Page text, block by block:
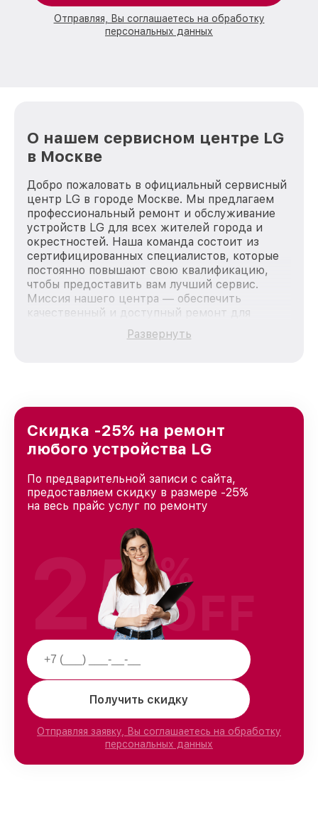
Отправляя, Вы соглашаетесь на обработку
персональных данных
О нашем сервисном центре LG
в Москве
Добро пожаловать в официальный сервисный
центр LG в городе Москве. Мы предлагаем
профессиональный ремонт и обслуживание
устройств LG для всех жителей города и
окрестностей. Наша команда состоит из
сертифицированных специалистов, которые
постоянно повышают свою квалификацию,
чтобы предоставить вам лучший сервис.
Миссия нашего центра — обеспечить
качественный и доступный ремонт для
каждого пользователя продукции LG, вне
зависимости от сложности поломки. Мы
и лояльности наших клиентов.
Развернуть
Скидка -25% на ремонт
любого устройства LG
По предварительной записи с сайта,
предоставляем скидку в размере -25%
на весь прайс услуг по ремонту
Получить скидку
Отправляя заявку, Вы соглашаетесь на обработку
персональных данных
25%
OFF